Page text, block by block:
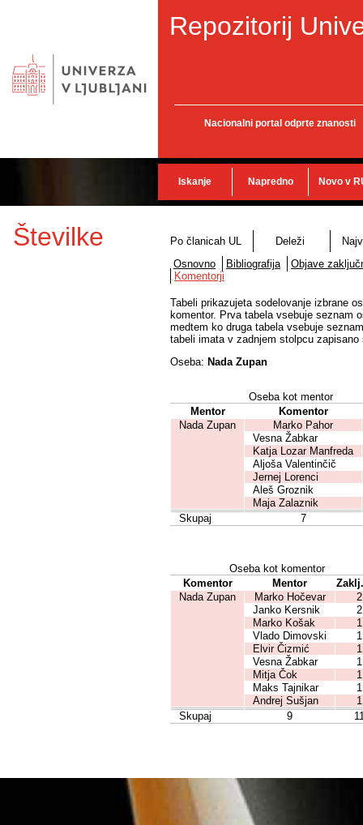
Repozitorij
Nacionalni portal odprte znanosti
Iskanje Napredno Novo v
Številke Po članicah UL Deleži
Osnovno
Bibliografija
Objave
Komentorji
Tabeli prikazujeta sodelovanje izbrane
komentor. Prva tabela vsebuje seznam
medtem ko druga tabela vsebuje
tabeli imata v zadnjem stolpcu
Oseba: Nada Zupan
Oseba kot mentor
Mentor
Komentor
Nada Zupan
Marko Pahor
Vesna Žabkar
Katja Lozar Manfreda
Aljoša Valentinčič
Jernej Lorenci
Aleš Groznik
Maja Zalaznik
Skupaj
7
Oseba kot komentor
Komentor
Mentor
Nada Zupan
Marko Hočevar
2
Janko Kersnik
2
Marko Košak
1
Vlado Dimovski
1
Elvir Čizmić
1
Vesna Žabkar
1
Mitja Čok
1
Maks Tajnikar
1
Andrej Sušjan
1
Skupaj
9